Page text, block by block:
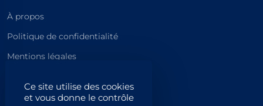
Ce site utilise des cookies
et vous donne le contrôle
À propos
Politique de confidentialité
Mentions légales
Catégories principales